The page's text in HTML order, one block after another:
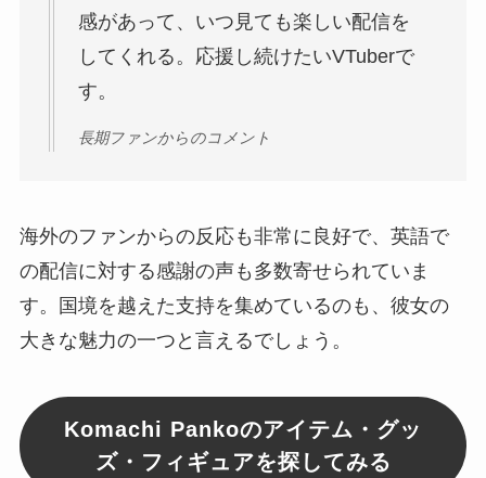
感があって、いつ見ても楽しい配信を
してくれる。応援し続けたいVTuberで
す。
長期ファンからのコメント
海外のファンからの反応も非常に良好で、英語で
の配信に対する感謝の声も多数寄せられていま
す。国境を越えた支持を集めているのも、彼女の
大きな魅力の一つと言えるでしょう。
Komachi Pankoのアイテム・グッ
ズ・フィギュアを探してみる